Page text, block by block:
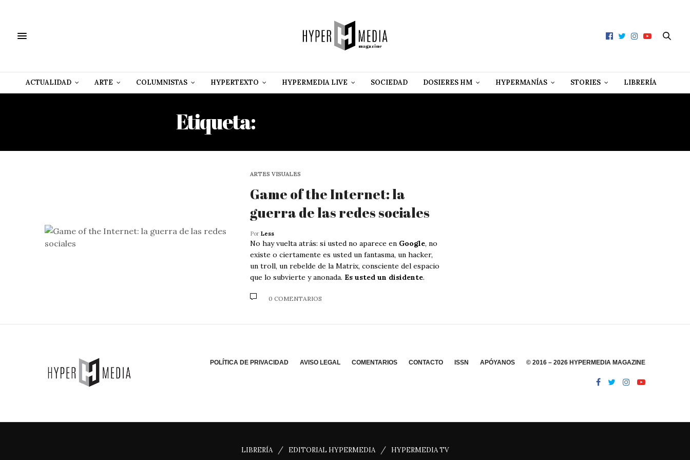
ACTUALIDAD ARTE COLUMNISTAS HYPERTEXTO HYPERMEDIA LIVE SOCIEDAD DOSIERES HM HYPERMANÍAS STORIES LIBRERÍA
Etiqueta:
ARTES VISUALES
Game of the Internet: la
guerra de las redes sociales
Por Less
No hay vuelta atrás: si usted no aparece en Google, no
existe o ciertamente es usted un fantasma, un hacker,
un troll, un rebelde de la Matrix, consciente del espacio
que lo subvierte y anonada. Es usted un disidente.
0 COMENTARIOS
POLÍTICA DE PRIVACIDAD AVISO LEGAL COMENTARIOS CONTACTO ISSN APÓYANOS © 2016 – 2026 HYPERMEDIA MAGAZINE
LIBRERÍA / EDITORIAL HYPERMEDIA / HYPERMEDIA TV